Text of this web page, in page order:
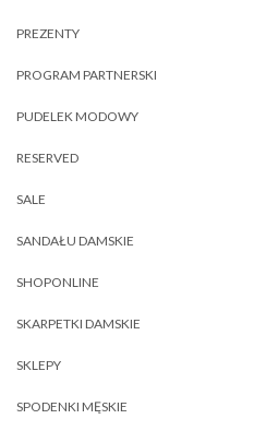
PREZENTY
PROGRAM PARTNERSKI
PUDELEK MODOWY
RESERVED
SALE
SANDAŁU DAMSKIE
SHOPONLINE
SKARPETKI DAMSKIE
SKLEPY
SPODENKI MĘSKIE